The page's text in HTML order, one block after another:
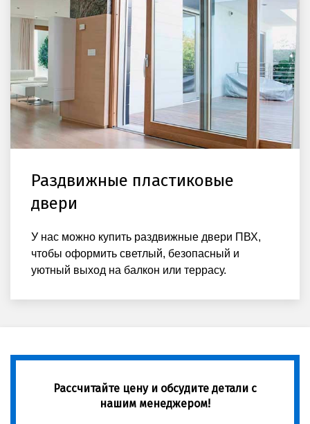
Раздвижные пластиковые
двери
У нас можно купить раздвижные двери ПВХ,
чтобы оформить светлый, безопасный и
уютный выход на балкон или террасу.
Рассчитайте цену и обсудите детали с
нашим менеджером!